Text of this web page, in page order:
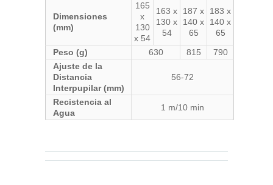
Dimensiones
(mm)
165
x
130
x 54
163 x
130 x
54
187 x
140 x
65
183 x
140 x
65
Peso (g)
630 815
790
Ajuste de la
Distancia
Interpupilar (mm)
56-72
Recistencia al
Agua
1 m/10 min